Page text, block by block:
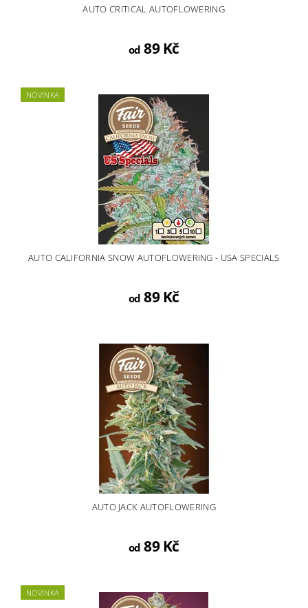
AUTO CRITICAL AUTOFLOWERING
od 89 Kč
NOVINKA
AUTO CALIFORNIA SNOW AUTOFLOWERING - USA SPECIALS
od 89 Kč
AUTO JACK AUTOFLOWERING
od 89 Kč
NOVINKA